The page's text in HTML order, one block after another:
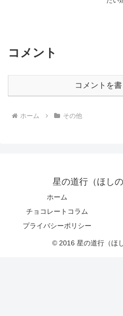
コメント
コメントを
ホーム その他
星の道行（ほしの
ホーム
チョコレートコラム
プライバシーポリシー
© 2016 星の道行（ほ